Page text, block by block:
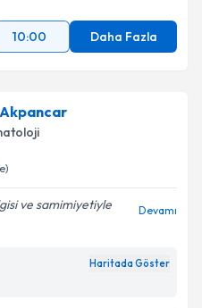
10:00 Daha Fazla
ve samimiyetiyle
Devamı
Haritada Göster